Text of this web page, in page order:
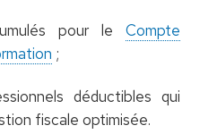
pour leCompte
;
déductibles qui
fiscale optimisée.